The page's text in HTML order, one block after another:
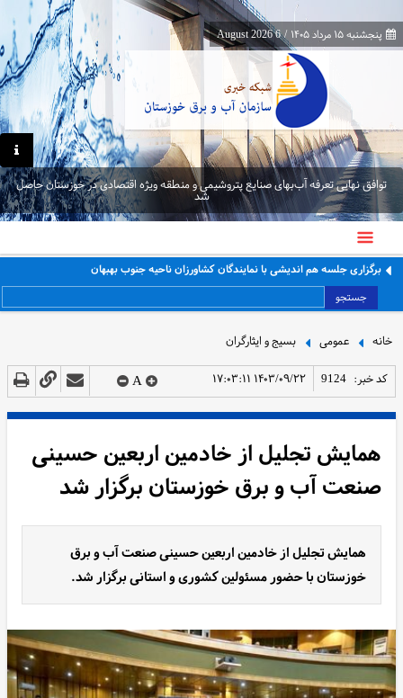
پنجشنبه ۱۵ مرداد ۱۴۰۵ /
6 August 2026
توافق نهایی تعرفه آب‌بهای صنایع پتروشیمی و منطقه ویژه اقتصادی در خوزستان حاصل
شد
برگزاری جلسه هم اندیشی با نمایندگان کشاورزان ناحیه جنوب بهبهان
جستجو
خانه عمومی بسیج و ایثارگران
کد خبر: 9124 ۱۴۰۳/۰۹/۲۲ ۱۷:۰۳:۱۱ A
همایش تجلیل از خادمین اربعین حسینی
صنعت آب و برق خوزستان برگزار شد
همایش تجلیل از خادمین اربعین حسینی صنعت آب و برق
خوزستان با حضور مسئولین کشوری و استانی برگزار شد.